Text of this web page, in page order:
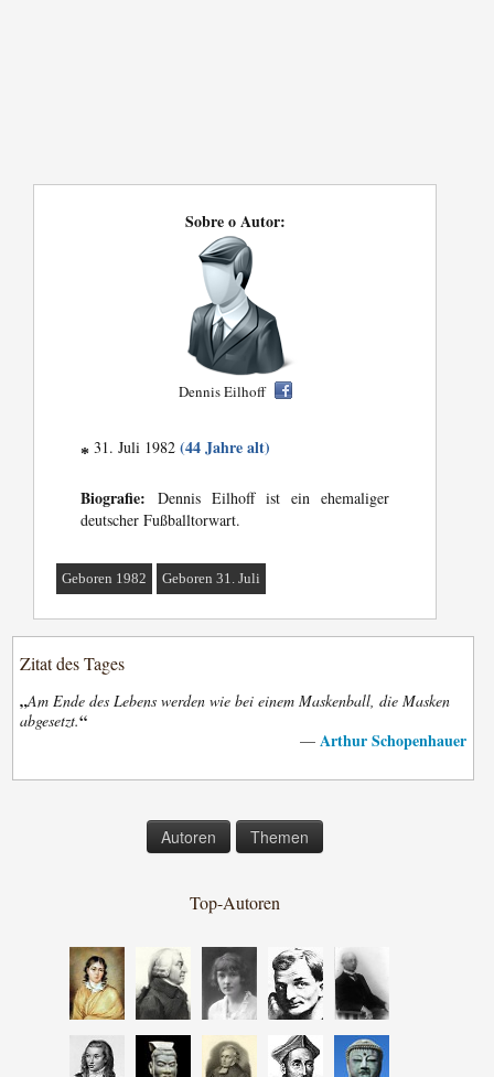
Sobre o Autor:
Dennis Eilhoff
* 31. Juli 1982(44 Jahre alt)
Biografie: Dennis Eilhoff ist ein ehemaliger
deutscher Fußballtorwart.
Geboren 1982 Geboren 31. Juli
Zitat des Tages
„Am Ende des Lebens werden wie bei einem Maskenball, die Masken
abgesetzt.“
— Arthur Schopenhauer
Autoren Themen
Top-Autoren